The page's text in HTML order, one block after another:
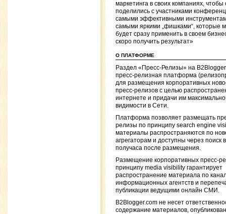
маркетинга в своих компаниях, чтобы
поделились с участниками
самыми эффективными
самыми яркими „фишками“, которые
будет сразу применить в своем
скоро получить результат»
О ПЛАТФОРМЕ
Раздел «Пресс-Релизы» на
пресс-релизная платформа
для размещения корпоративных
пресс-релизов с целью
интернете и придачи им
видимости в Сети.
Платформа позволяет размещать
релизы по принципу search engine
материалы распространяются по
агрегаторам и доступны через поиск
получаса после размещения.
Размещение корпоративных пресс-
принципу media visibility гарантирует
распространение материала по
информационных агентств и
публикации ведущими онлайн СМИ.
B2Blogger.com не несет
содержание материалов,